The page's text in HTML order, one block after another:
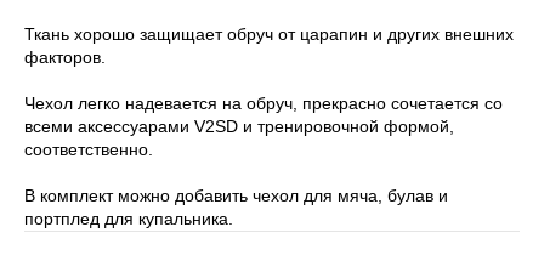
Ткань хорошо защищает обруч от царапин и других внешних
факторов.
Чехол легко надевается на обруч, прекрасно сочетается со
всеми аксессуарами V2SD и тренировочной формой,
соответственно.
В комплект можно добавить чехол для мяча, булав и
портплед для купальника.